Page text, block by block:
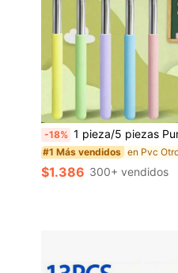
-18% 1 pieza/5 piezas Puntero de lectura retráctil de acero inoxidable, puntero de enseñanza, batuta de director para maestros, padres, oficina, escuela, dibujo, resaltador,
#1 Más vendidos
$1.386 300+ vendidos